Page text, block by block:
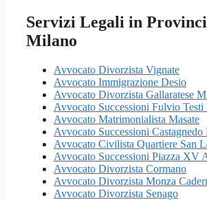
Servizi Legali in
Milano
Avvocato Divorzista Vignate
Avvocato Immigrazione Desio
Avvocato Divorzista Gallaratese
Avvocato Successioni Fulvio
Avvocato Matrimonialista Masate
Avvocato Successioni
Avvocato Civilista Quartiere San
Avvocato Successioni Piazza XV
Avvocato Divorzista Cormano
Avvocato Divorzista Monza
Avvocato Divorzista Senago